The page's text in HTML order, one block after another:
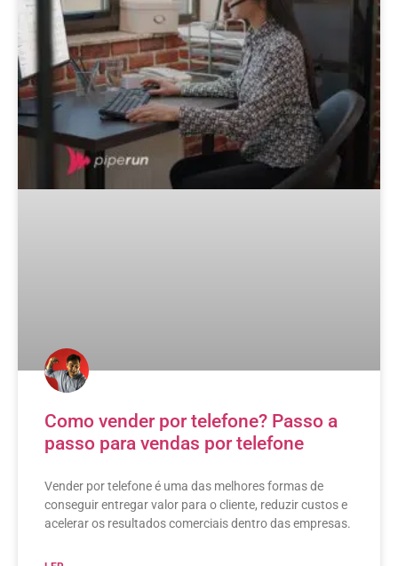
Como vender por telefone? Passo a
passo para vendas por telefone
Vender por telefone é uma das melhores formas de
conseguir entregar valor para o cliente, reduzir custos e
acelerar os resultados comerciais dentro das empresas.